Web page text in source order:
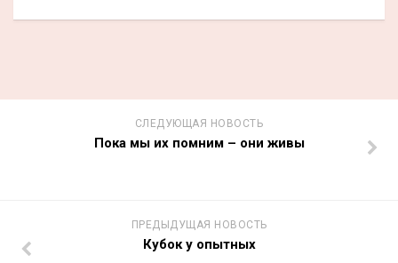
СЛЕДУЮЩАЯ НОВОСТЬ
Пока мы их помним – они живы
ПРЕДЫДУЩАЯ НОВОСТЬ
Кубок у опытных